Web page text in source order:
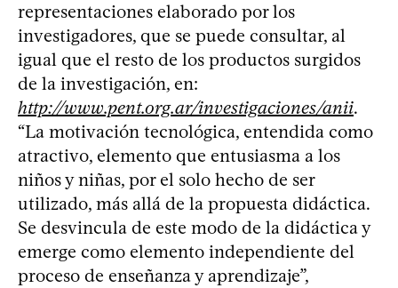
representaciones elaborado por los
investigadores, que se puede consultar, al
igual que el resto de los productos surgidos
de la investigación, en:
http://www.pent.org.ar/investigaciones/anii.
“La motivación tecnológica, entendida como
atractivo, elemento que entusiasma a los
niños y niñas, por el solo hecho de ser
utilizado, más allá de la propuesta didáctica.
Se desvincula de este modo de la didáctica y
emerge como elemento independiente del
proceso de enseñanza y aprendizaje”,